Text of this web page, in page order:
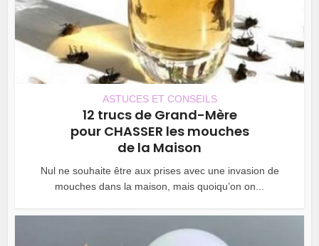
ASTUCES ET CONSEILS
12 trucs de Grand-Mère
pour CHASSER les mouches
de la Maison
Nul ne souhaite être aux prises avec une invasion de
mouches dans la maison, mais quoiqu’on on...